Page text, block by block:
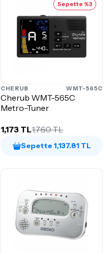
Sepette %3
CHERUB WMT-565C
Cherub WMT-565C
Metro-Tuner
1,173 TL1,760 TL
Sepette 1,137.81 TL